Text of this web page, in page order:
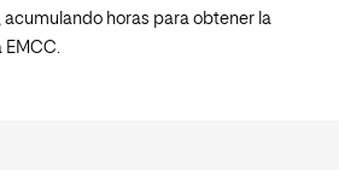
acumulando horas para obtener la